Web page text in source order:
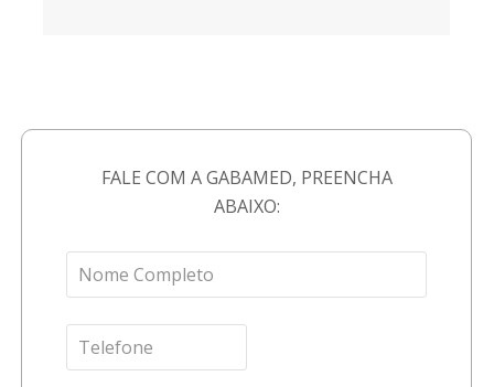
FALE COM A GABAMED, PREENCHA
ABAIXO: